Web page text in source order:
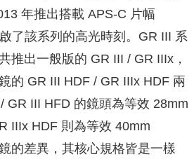
年推出搭載 APS-C 片幅
了該系列的高光時刻。GR III 系
推出一般版的 GR III / GR IIIx，
的 GR III HDF / GR IIIx HDF 兩
GR III HFD 的鏡頭為等效 28mm
IIIx HDF 則為等效 40mm
的差異，其核心規格皆是一樣